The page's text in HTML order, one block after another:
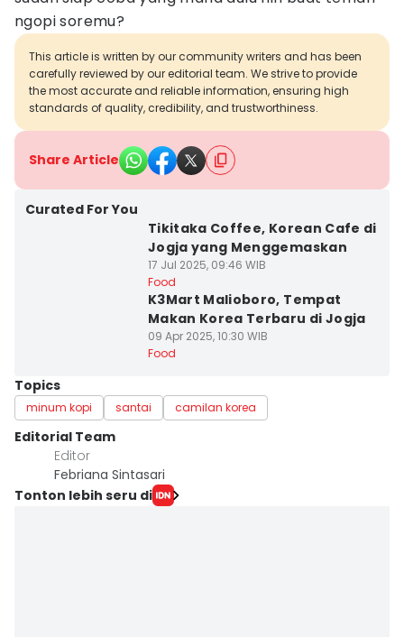
ngopi soremu?
This article is written by our community writers and has been
carefully reviewed by our editorial team. We strive to provide
the most accurate and reliable information, ensuring high
standards of quality, credibility, and trustworthiness.
Share Article
Curated For You
Tikitaka Coffee, Korean Cafe di
Jogja yang Menggemaskan
17 Jul 2025, 09:46 WIB
Food
K3Mart Malioboro, Tempat
Makan Korea Terbaru di Jogja
09 Apr 2025, 10:30 WIB
Food
Topics
minum kopi santai camilan korea
Editorial Team
Editor
Febriana Sintasari
Tonton lebih seru di